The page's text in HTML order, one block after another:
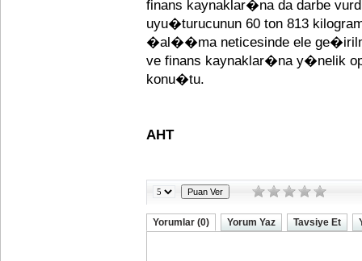
finans kaynaklar�na da darbe
uyu�turucunun 60 ton 813
�al��ma neticesinde ele
ve finans kaynaklar�na y�nelik
konu�tu.
AHT
Yorumlar (0) Yorum Yaz Tavsiye Et